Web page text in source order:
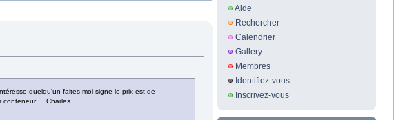
quelqu'un faites moi signe le prix est de
....Charles
Aide
Rechercher
Calendrier
Gallery
Membres
Identifiez-vous
Inscrivez-vous